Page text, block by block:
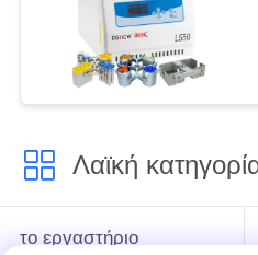
Λαϊκή
το εργαστήριο